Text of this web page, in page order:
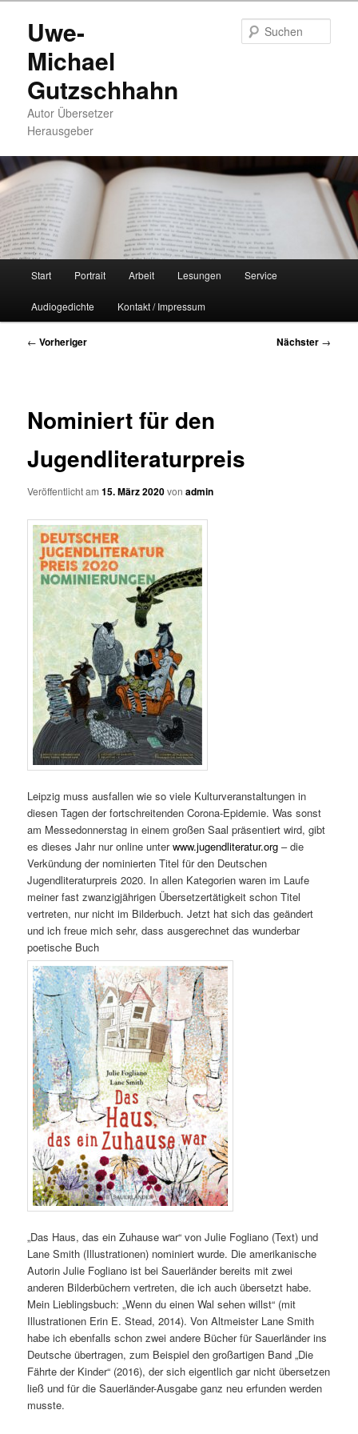
primären
springen
Uwe-
Michael
Gutzschhahn
Autor Übersetzer
Herausgeber
Start Portrait Arbeit Lesungen Service
Audiogedichte Kontakt / Impressum
Beitragsnavigation
← Vorheriger Nächster →
Nominiert für den
Jugendliteraturpreis
Veröffentlicht am15. März 2020vonadmin
Leipzig muss ausfallen wie so viele Kulturveranstaltungen in
diesen Tagen der fortschreitenden Corona-Epidemie. Was sonst
am Messedonnerstag in einem großen Saal präsentiert wird, gibt
es dieses Jahr nur online unterwww.jugendliteratur.org – die
Verkündung der nominierten Titel für den Deutschen
Jugendliteraturpreis 2020. In allen Kategorien waren im Laufe
meiner fast zwanzigjährigen Übersetzertätigkeit schon Titel
vertreten, nur nicht im Bilderbuch. Jetzt hat sich das geändert
und ich freue mich sehr, dass ausgerechnet das wunderbar
poetische Buch
„Das Haus, das ein Zuhause war“ von Julie Fogliano (Text) und
Lane Smith (Illustrationen) nominiert wurde. Die amerikanische
Autorin Julie Fogliano ist bei Sauerländer bereits mit zwei
anderen Bilderbüchern vertreten, die ich auch übersetzt habe.
Mein Lieblingsbuch: „Wenn du einen Wal sehen willst“ (mit
Illustrationen Erin E. Stead, 2014). Von Altmeister Lane Smith
habe ich ebenfalls schon zwei andere Bücher für Sauerländer ins
Deutsche übertragen, zum Beispiel den großartigen Band „Die
Fährte der Kinder“ (2016), der sich eigentlich gar nicht übersetzen
ließ und für die Sauerländer-Ausgabe ganz neu erfunden werden
musste.